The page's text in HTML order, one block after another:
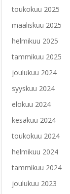
toukokuu 2025
maaliskuu 2025
helmikuu 2025
tammikuu 2025
joulukuu 2024
syyskuu 2024
elokuu 2024
kesäkuu 2024
toukokuu 2024
helmikuu 2024
tammikuu 2024
joulukuu 2023